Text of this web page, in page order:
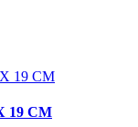
19 CM